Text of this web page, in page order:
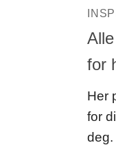
for
Her
for
deg.